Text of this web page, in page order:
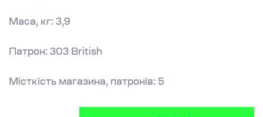
Маса, кг: 3,9
Патрон: 303 British
Місткість магазина, патронів: 5